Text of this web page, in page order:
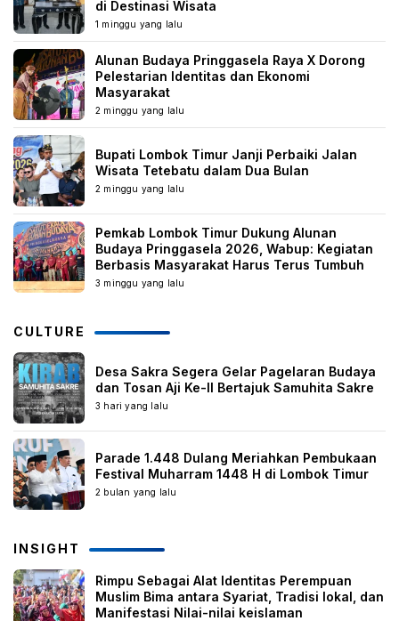
di Destinasi Wisata
1 minggu yang lalu
Alunan Budaya Pringgasela Raya X Dorong
Pelestarian Identitas dan Ekonomi
Masyarakat
2 minggu yang lalu
Bupati Lombok Timur Janji Perbaiki Jalan
Wisata Tetebatu dalam Dua Bulan
2 minggu yang lalu
Pemkab Lombok Timur Dukung Alunan
Budaya Pringgasela 2026, Wabup: Kegiatan
Berbasis Masyarakat Harus Terus Tumbuh
3 minggu yang lalu
CULTURE
Desa Sakra Segera Gelar Pagelaran Budaya
dan Tosan Aji Ke-II Bertajuk Samuhita Sakre
3 hari yang lalu
Parade 1.448 Dulang Meriahkan Pembukaan
Festival Muharram 1448 H di Lombok Timur
2 bulan yang lalu
INSIGHT
Rimpu Sebagai Alat Identitas Perempuan
Muslim Bima antara Syariat, Tradisi lokal, dan
Manifestasi Nilai-nilai keislaman